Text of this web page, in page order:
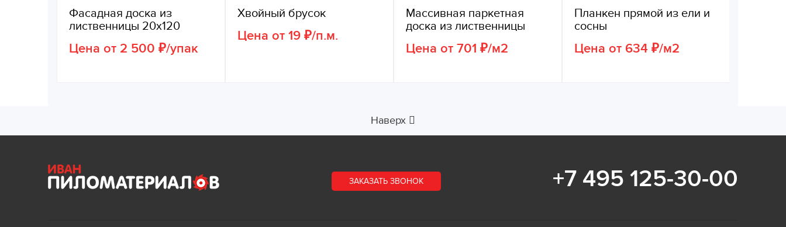
Фасадная доска из
лиственницы 20х120
Цена от 2 500 ₽/упак
Хвойный брусок
Цена от 19 ₽/п.м.
Массивная паркетная
доска из лиственницы
Цена от 701 ₽/м2
Планкен прямой из ели и
сосны
Цена от 634 ₽/м2
Наверх
ЗАКАЗАТЬ ЗВОНОК +7 495 125-30-00